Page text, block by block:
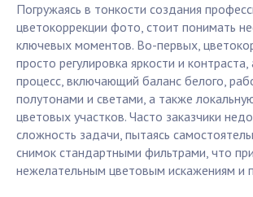
Погружаясь в тонкости создания
цветокоррекции фото, стоит понимать
ключевых моментов. Во-первых,
просто регулировка яркости и
процесс, включающий баланс белого,
полутонами и светами, а также
цветовых участков. Часто заказчики
сложность задачи, пытаясь
снимок стандартными фильтрами, что
нежелательным цветовым искажениям и